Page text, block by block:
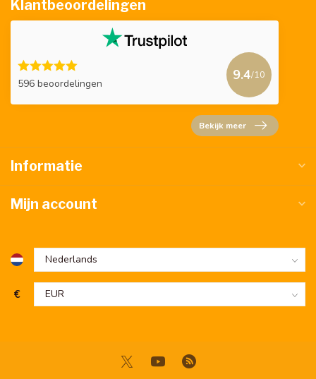
Klantbeoordelingen
596 beoordelingen
9.4/10
Bekijk meer
Informatie
Mijn account
€